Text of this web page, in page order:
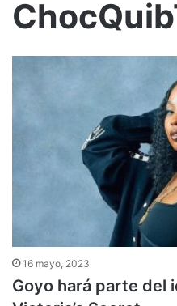
16 mayo, 2023
Goyo hará parte del